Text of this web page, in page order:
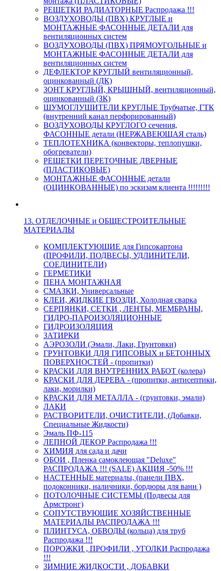
РЕШЕТКИ РАДИАТОРНЫЕ Распродажа !!!
ВОЗДУХОВОДЫ (ПВХ) КРУГЛЫЕ и
МОНТАЖНЫЕ ФАСОННЫЕ ДЕТАЛИ для
вентиляционных систем
ВОЗДУХОВОДЫ (ПВХ) ПРЯМОУГОЛЬНЫЕ и
МОНТАЖНЫЕ ФАСОННЫЕ ДЕТАЛИ для
вентиляционных систем
ДЕФЛЕКТОР КРУГЛЫЙ вентиляционный,
оцинкованный (ДК)
ЗОНТ КРУГЛЫЙ, КРЫШНЫЙ, вентиляционный,
оцинкованный (ЗК)
ШУМОГЛУШИТЕЛИ КРУГЛЫЕ Трубчатые, ГТК
(внутренний канал перфорированный)
ВОЗДУХОВОДЫ КРУГЛОГО сечения,
ФАСОННЫЕ детали (НЕРЖАВЕЮЩАЯ сталь)
ТЕПЛОТЕХНИКА (конвекторы, теплопушки,
обогреватели)
РЕШЕТКИ ПЕРЕТОЧНЫЕ ДВЕРНЫЕ
(ПЛАСТИКОВЫЕ)
МОНТАЖНЫЕ ФАСОННЫЕ детали
(ОЦИНКОВАННЫЕ) по эскизам клиента !!!!!!!!!
13. ОТДЕЛОЧНЫЕ и ОБЩЕСТРОИТЕЛЬНЫЕ
МАТЕРИАЛЫ
КОМПЛЕКТУЮЩИЕ для Гипсокартона
(ПРОФИЛИ, ПОДВЕСЫ, УДЛИНИТЕЛИ,
СОЕДИНИТЕЛИ)
ГЕРМЕТИКИ
ПЕНА МОНТАЖНАЯ
СМАЗКИ, Универсальные
КЛЕИ, ЖИДКИЕ ГВОЗДИ, Холодная сварка
СЕРПЯНКИ, СЕТКИ , ЛЕНТЫ, МЕМБРАНЫ,
ГИДРО-ПАРОИЗОЛЯЦИОННЫЕ
ГИДРОИЗОЛЯЦИЯ
ЗАТИРКИ
АЭРОЗОЛИ (Эмали, Лаки, Грунтовки)
ГРУНТОВКИ ДЛЯ ГИПСОВЫХ и БЕТОННЫХ
ПОВЕРХНОСТЕЙ - (пропитки)
КРАСКИ ДЛЯ ВНУТРЕННИХ РАБОТ (колера)
КРАСКИ ДЛЯ ДЕРЕВА - (пропитки, антисептики,
лаки, морилки)
КРАСКИ ДЛЯ МЕТАЛЛА - (грунтовки, эмали)
ЛАКИ
РАСТВОРИТЕЛИ, ОЧИСТИТЕЛИ, (Добавки,
Специальные Жидкости)
Эмаль ПФ-115
ЛЕПНОЙ ДЕКОР Распродажа !!!
ХИМИЯ для сада и дачи
ОБОИ , Пленка самоклеющая "Deluxe"
РАСПРОДАЖА !!! (SALE) АКЦИЯ -50% !!!
НАСТЕННЫЕ материалы, (панели ПВХ,
подоконники, наличники, бордюры для ванн )
ПОТОЛОЧНЫЕ СИСТЕМЫ (Подвесы для
Армстронг)
СОПУТСТВУЮЩИЕ ХОЗЯЙСТВЕННЫЕ
МАТЕРИАЛЫ РАСПРОДАЖА !!!
ПЛИНТУСА, ОБВОДЫ (кольца) для труб
Распродажа !!!
ПОРОЖКИ , ПРОФИЛИ , УГОЛКИ Распродажа
!!!
ЗИМНИЕ ЖИДКОСТИ , ДОБАВКИ